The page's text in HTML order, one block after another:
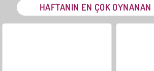
HAFTANIN EN ÇOK OYNANAN